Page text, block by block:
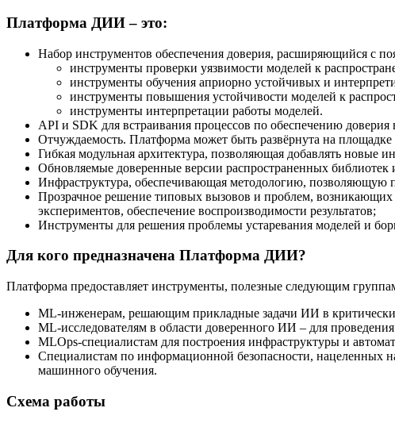
Платформа ДИИ – это:
Набор инструментов обеспечения доверия, расширяющийся с
инструменты проверки уязвимости моделей к
инструменты обучения априорно устойчивых и
инструменты повышения устойчивости моделей к
инструменты интерпретации работы моделей.
API и SDK для встраивания процессов по обеспечению
Отчуждаемость. Платформа может быть развёрнута на
Гибкая модульная архитектура, позволяющая добавлять новые
Обновляемые доверенные версии распространенных
Инфраструктура, обеспечивающая методологию, позволяющую
Прозрачное решение типовых вызовов и проблем,
экспериментов, обеспечение воспроизводимости результатов;
Инструменты для решения проблемы устаревания моделей и
Для кого предназначена Платформа ДИИ?
Платформа предоставляет инструменты, полезные следующим
ML-инженерам, решающим прикладные задачи ИИ в
ML-исследователям в области доверенного ИИ ‒ для
MLOps-специалистам для построения инфраструктуры и
Специалистам по информационной безопасности, нацеленных
машинного обучения.
Схема работы